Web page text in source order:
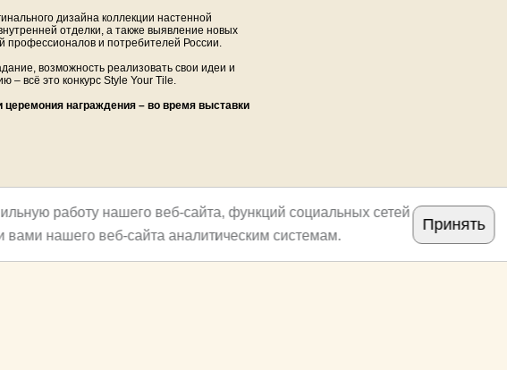
дизайна коллекции настенной
отделки, а также выявление новых
профессионалов и потребителей России.
возможность реализовать свои идеи и
– всё это конкурс Style Your Tile.
церемония награждения – во время выставки
работу нашего веб-сайта, функций социальных сетей
нашего веб-сайта аналитическим системам.
Принять